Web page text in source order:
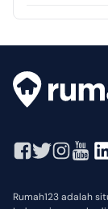
Rumah123 adalah